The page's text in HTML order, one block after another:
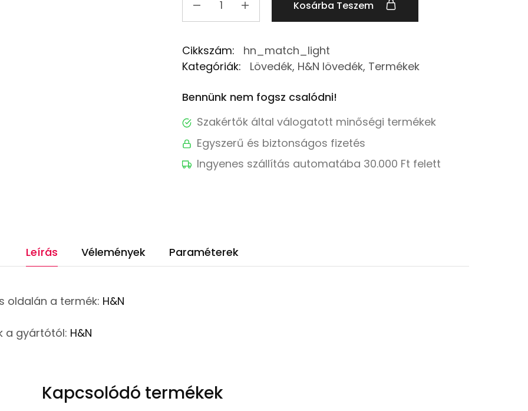
Kosárba Teszem
Cikkszám:
hn_match_light
Kategóriák:
Lövedék, H&N lövedék, Termékek
Bennünk nem fogsz csalódni!
Szakértők által válogatott minőségi termékek
Egyszerű és biztonságos fizetés
Ingyenes szállítás automatába 30.000 Ft felett
Leírás Vélemények Paraméterek
oldalán a termék: H&N
a gyártótól: H&N
Kapcsolódó termékek